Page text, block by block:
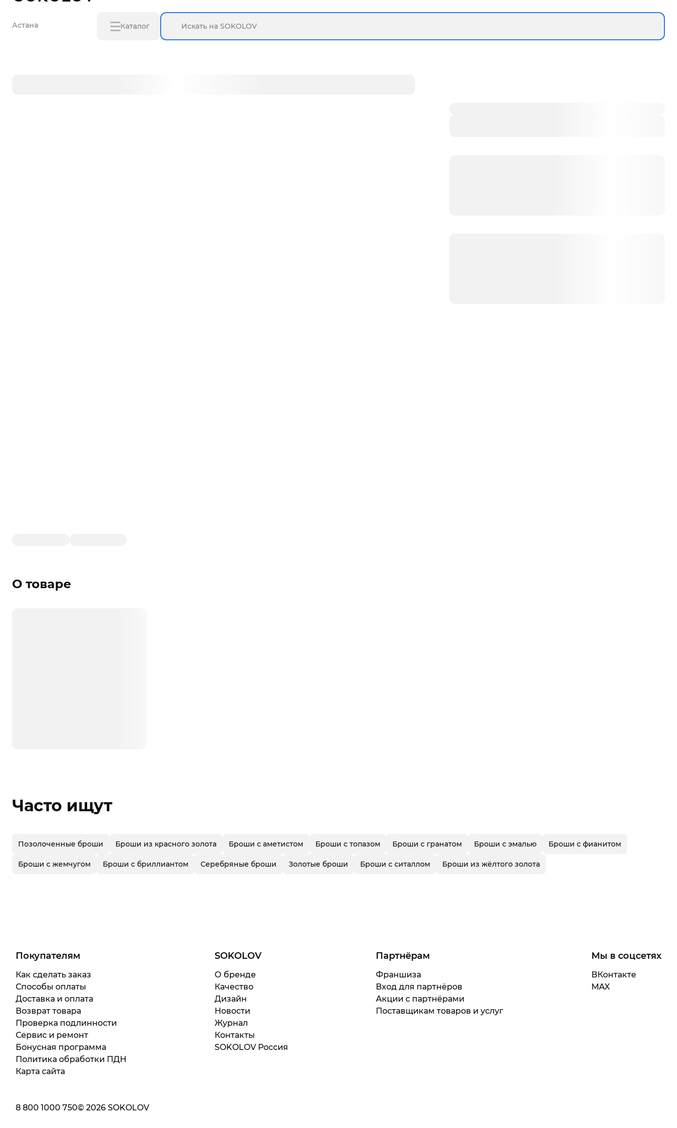
Астана Каталог
О товаре
Часто ищут
Позолоченные броши Броши из красного золота Броши с аметистом Броши с топазом Броши с гранатом Броши с эмалью Броши с фианитом
Броши с жемчугом Броши с бриллиантом Серебряные броши Золотые броши Броши с ситаллом Броши из жёлтого золота
Покупателям
Как сделать заказ
Способы оплаты
Доставка и оплата
Возврат товара
Проверка подлинности
Сервис и ремонт
Бонусная программа
Политика обработки ПДН
Карта сайта
SOKOLOV
О бренде
Качество
Дизайн
Новости
Журнал
Контакты
SOKOLOV Россия
Партнёрам
Франшиза
Вход для партнёров
Акции с партнёрами
Поставщикам товаров и услуг
Мы в соцсетях
ВКонтакте
MAX
8 800 1000 750© 2026 SOKOLOV